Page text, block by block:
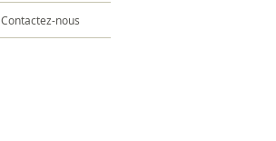
Contactez-nous